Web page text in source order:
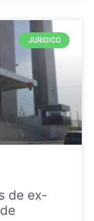
JURIDICO
de ex-